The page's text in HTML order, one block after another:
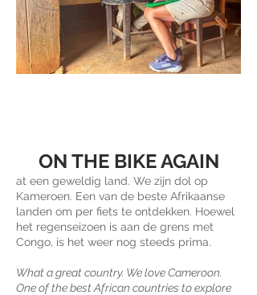
ON THE BIKE AGAIN
at een geweldig land. We zijn dol op
Kameroen. Een van de beste Afrikaanse
landen om per fiets te ontdekken. Hoewel
het regenseizoen is aan de grens met
Congo, is het weer nog steeds prima.
What a great country. We love Cameroon.
One of the best African countries to explore